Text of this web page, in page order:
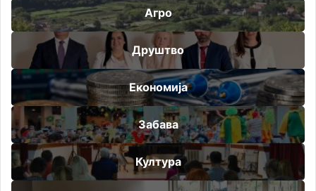
Агро
Друштво
Економија
Забава
Култура